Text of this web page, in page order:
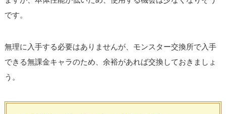
です。
無理に入手する必要はありませんが、モンスター交換所で入手
できる無課金キャラのため、余裕があれば交換しておきましょ
う。